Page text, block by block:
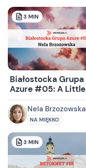
3 MIN
Białostocka Grupa
Azure #05: A Little
Party Never Killed
NobodyNela Brzozowska
NA MIĘKKO
3 MIN